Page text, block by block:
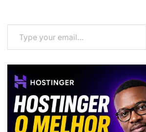
Type your email…